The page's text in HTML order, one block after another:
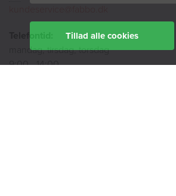
Tillad alle cookies
mandag, tirsdag, torsdag
9:00 - 14:00